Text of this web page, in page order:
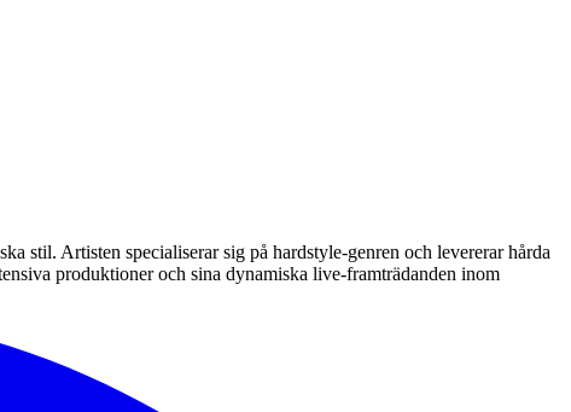
stil. Artisten specialiserar sig på hardstyle-genren och levererar hårda
produktioner och sina dynamiska live-framträdanden inom